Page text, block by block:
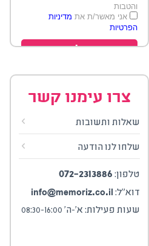
והטבות
אני מאשר/ת את מדיניות
הפרטיות
שלח
צרו עימנו קשר
שאלות ותשובות
שלחו לנו הודעה
טלפון: 072-2313886
דוא"ל: info@memoriz.co.il
שעות פעילות: א'-ה' 08:30-16:00